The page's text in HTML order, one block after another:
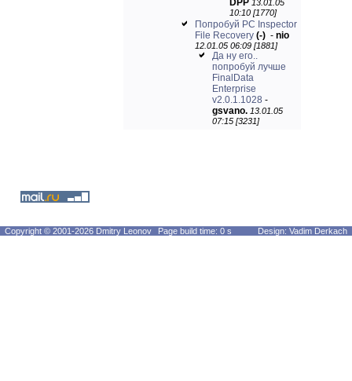
DPP 13.01.05
10:10 [1770]
Попробуй PC Inspector
File Recovery (-) - nio
12.01.05 06:09 [1881]
Да ну его..
попробуй лучше
FinalData
Enterprise
v2.0.1.1028 -
gsvano. 13.01.05
07:15 [3231]
Copyright © 2001-2026 Dmitry Leonov Page build time: 0 s Design: Vadim Derkach